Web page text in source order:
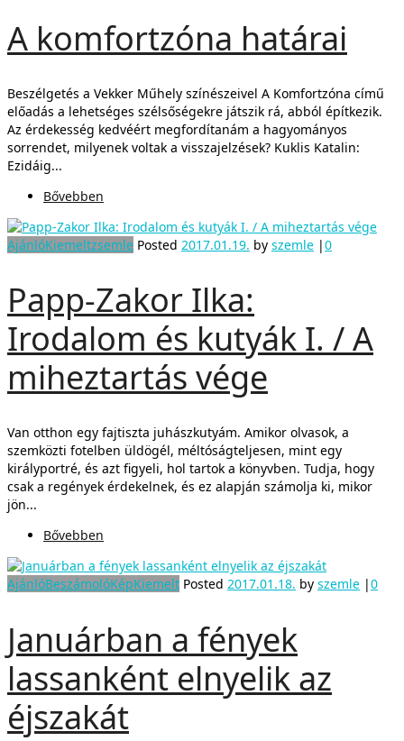
A komfortzóna határai
Beszélgetés a Vekker Műhely színészeivel A Komfortzóna című
előadás a lehetséges szélsőségekre játszik rá, abból építkezik.
Az érdekesség kedvéért megfordítanám a hagyományos
sorrendet, milyenek voltak a visszajelzések? Kuklis Katalin:
Ezidáig...
Bővebben
AjánlóKiemeltzsemle Posted 2017.01.19. by szemle |0
Papp-Zakor Ilka:
Irodalom és kutyák I. / A
miheztartás vége
Van otthon egy fajtiszta juhászkutyám. Amikor olvasok, a
szemközti fotelben üldögél, méltóságteljesen, mint egy
királyportré, és azt figyeli, hol tartok a könyvben. Tudja, hogy
csak a regények érdekelnek, és ez alapján számolja ki, mikor
jön...
Bővebben
AjánlóBeszámolóKépKiemelt Posted 2017.01.18. by szemle |0
Januárban a fények
lassanként elnyelik az
éjszakát